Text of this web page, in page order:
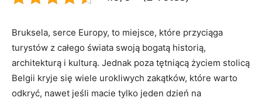
Bruksela, serce Europy, to miejsce, które przyciąga
turystów⁤ z całego świata swoją bogatą historią,
architekturą i kulturą. ​Jednak poza tętniącą życiem stolicą
Belgii‍ kryje się wiele urokliwych zakątków, które warto‍
odkryć, nawet jeśli macie tylko‍ jeden dzień na